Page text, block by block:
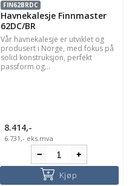
FIN62BRDC
Havnekalesje Finnmaster
62DC/BR
Vår havnekalesje er utviklet og
produsert i Norge, med fokus på
solid konstruksjon, perfekt
passform og...
8.414,-
6.731,- eks.mva
Kjøp